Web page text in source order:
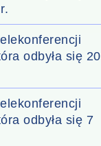
odbyła się 20
odbyła się 7